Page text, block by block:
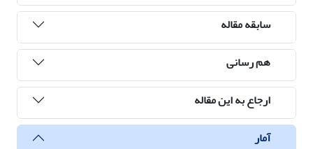
سابقه مقاله
هم رسانی
ارجاع به این مقاله
آمار